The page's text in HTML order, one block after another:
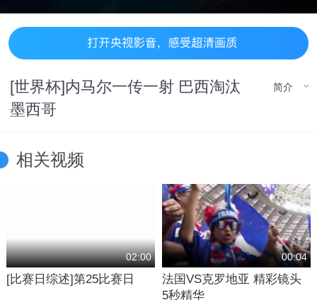
[世界杯]内马尔一传一射 巴西淘汰
墨西哥
简介
相关视频
02:00
[比赛日综述]第25比赛日
00:04
法国VS克罗地亚 精彩镜头
5秒精华